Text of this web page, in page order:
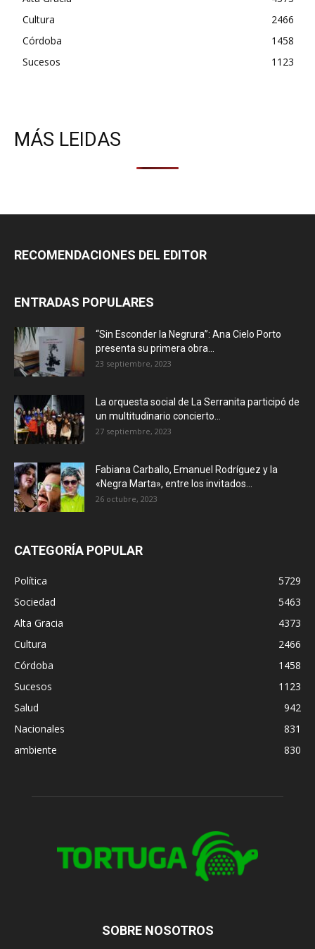
Cultura
2466
Córdoba
1458
Sucesos
1123
MÁS LEIDAS
RECOMENDACIONES DEL EDITOR
ENTRADAS POPULARES
“Sin Esconder la Negrura”: Ana Cielo Porto
presenta su primera obra...
23 septiembre, 2023
La orquesta social de La Serranita participó de
un multitudinario concierto...
27 septiembre, 2023
Fabiana Carballo, Emanuel Rodríguez y la
«Negra Marta», entre los invitados...
26 octubre, 2023
CATEGORÍA POPULAR
Política
5729
Sociedad
5463
Alta Gracia
4373
Cultura
2466
Córdoba
1458
Sucesos
1123
Salud
942
Nacionales
831
ambiente
830
SOBRE NOSOTROS